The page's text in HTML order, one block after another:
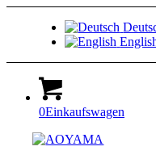
0Einkaufswagen